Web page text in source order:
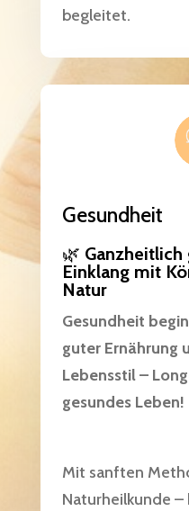
begleitet.
Gesundheit
🌿 Ganzheitlich
Einklang mit
Natur
Gesundheit
guter Ernährung
Lebensstil –
gesundes Leben!
Mit sanften
Naturheilkunde –